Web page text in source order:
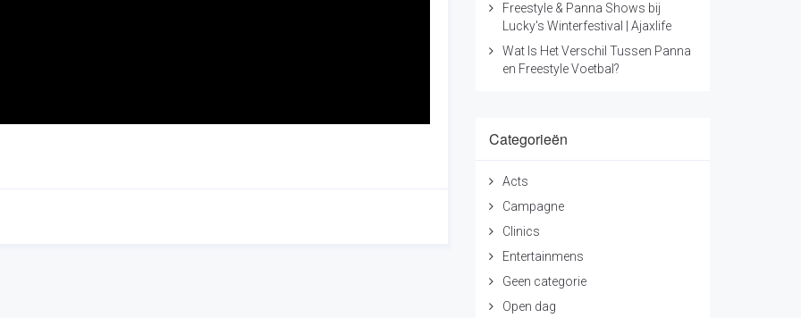
Freestyle & Panna Shows bij
Lucky's Winterfestival | Ajaxlife
Wat Is Het Verschil Tussen Panna
en Freestyle Voetbal?
Categorieën
Acts
Campagne
Clinics
Entertainmens
Geen categorie
Open dag